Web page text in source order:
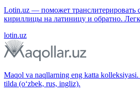
Lotin.uz — поможет транслитерировать
кириллицы на латиницу и обратно.
lotin.uz
Maqol va naqllarning eng katta
tilda (o‘zbek, rus, ingliz).